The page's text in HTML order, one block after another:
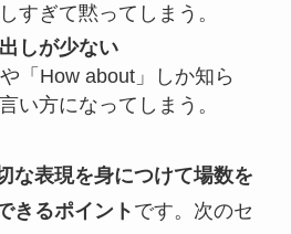
すぎて黙ってしまう。
しが少ない
「How about」しか知ら
い方になってしまう。
な表現を身につけて場数を
きるポイント です。次のセ